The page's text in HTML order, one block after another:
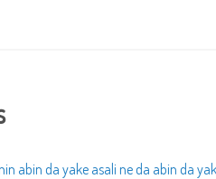
abin da yake asali ne da abin da